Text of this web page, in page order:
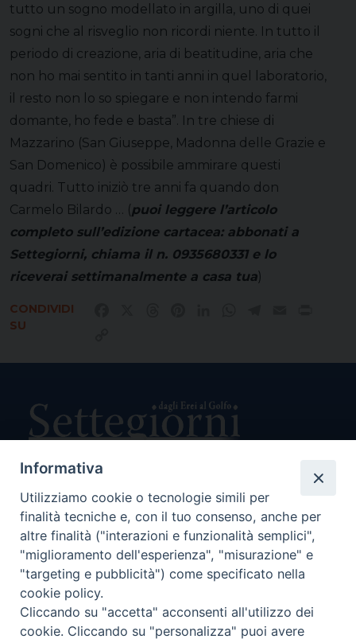
tutto un sogno modellato in argilla, uno di quei
sogni che al risveglio non ricordi niente. In tutto il
periodo di creazione, aria di beatitudine, aria che
non ho mai sentito in tanti anni in quel laboratorio,
il resto non lo so spiegare e non intendo farmi
domante, ho fede e basta”. In tre chiese di
Mazzarino (San Giuseppe, Madonna delle Grazie e
San Domenico) è possibile ammirare questi
quadri. Tutto iniziò tre anni fa quando don
Carmelo Bilardo … (puoi leggere l’articolo
completo sull’edizione cartacea: abbonati a
Settegiorni, chiama il n. 0935680331 e lo
riceverai settimanalmente a casa tua)
CONDIVIDI
SU
Direttore Responsabile Giuseppe Rabita
Direttore Amministrativo Salvatore Bruno
Editore e Proprietà Opera di Religione della Diocesi di Piazza
Armerina,
Via Cammarata, 21 – Piazza Armerina
P. I. 01121870867
Autorizzazione Tribunale di Enna n. 113 del 24/2/2007
SEGUICI SU:
Informativa
Utilizziamo cookie o tecnologie simili per
finalità tecniche e, con il tuo consenso, anche per
altre finalità ("interazioni e funzionalità semplici",
"miglioramento dell'esperienza", "misurazione" e
"targeting e pubblicità") come specificato nella
cookie policy.
Cliccando su "accetta" acconsenti all'utilizzo dei
cookie. Cliccando su "personalizza" puoi avere